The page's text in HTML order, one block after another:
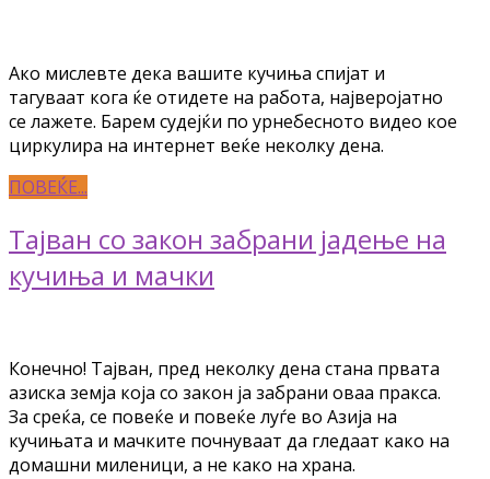
Ако мислевте дека вашите кучиња спијат и
тагуваат кога ќе отидете на работа, најверојатно
се лажете. Барем судејќи по урнебесното видео кое
циркулира на интернет веќе неколку дена.
ПОВЕЌЕ...
Тајван со закон забрани јадење на
кучиња и мачки
Конечно! Тајван, пред неколку дена стана првата
азиска земја која со закон ја забрани оваа пракса.
За среќа, се повеќе и повеќе луѓе во Азија на
кучињата и мачките почнуваат да гледаат како на
домашни миленици, а не како на храна.